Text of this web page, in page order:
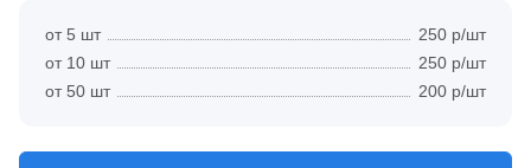
от 5 шт
250 р/шт
от 10 шт
250 р/шт
от 50 шт
200 р/шт